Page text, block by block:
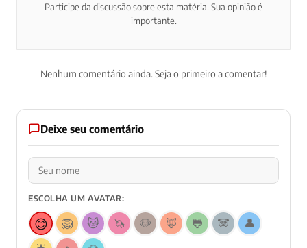
Participe da discussão sobre esta matéria. Sua opinião é
importante.
Nenhum comentário ainda. Seja o primeiro a comentar!
Deixe seu comentário
ESCOLHA UM AVATAR:
😊 🦁 🐱 🦄 🐶 🦊 🐸 🐼
👤